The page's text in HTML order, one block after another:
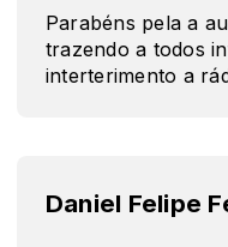
Parabéns pela a
trazendo a todos
interterimento a
Daniel Felipe